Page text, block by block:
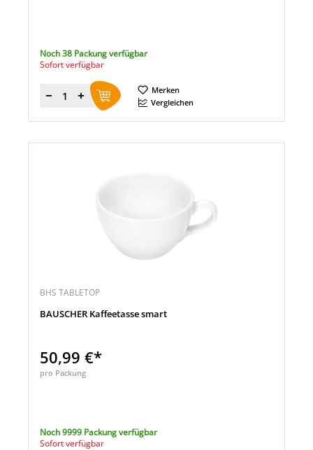
Noch 38 Packung verfügbar
Sofort verfügbar
Menge
Merken
Vergleichen
BHS TABLETOP
BAUSCHER Kaffeetasse smart
50,99 €*
pro Packung
Noch 9999 Packung verfügbar
Sofort verfügbar